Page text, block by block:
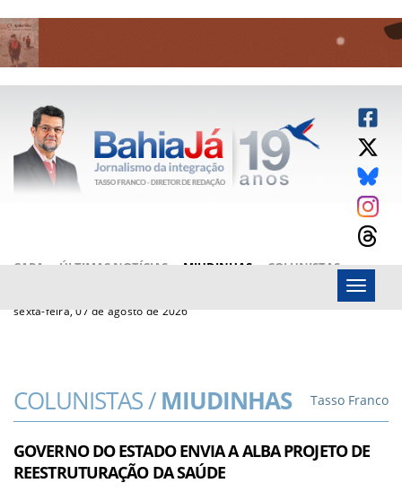
CAPA ÚLTIMAS NOTÍCIAS MIUDINHAS
COLUNISTAS
sexta-feira, 07 de agosto de 2026
Menu
COLUNISTAS /MIUDINHAS Tasso Franco
GOVERNO DO ESTADO ENVIA A ALBA PROJETO DE
REESTRUTURAÇÃO DA SAÚDE